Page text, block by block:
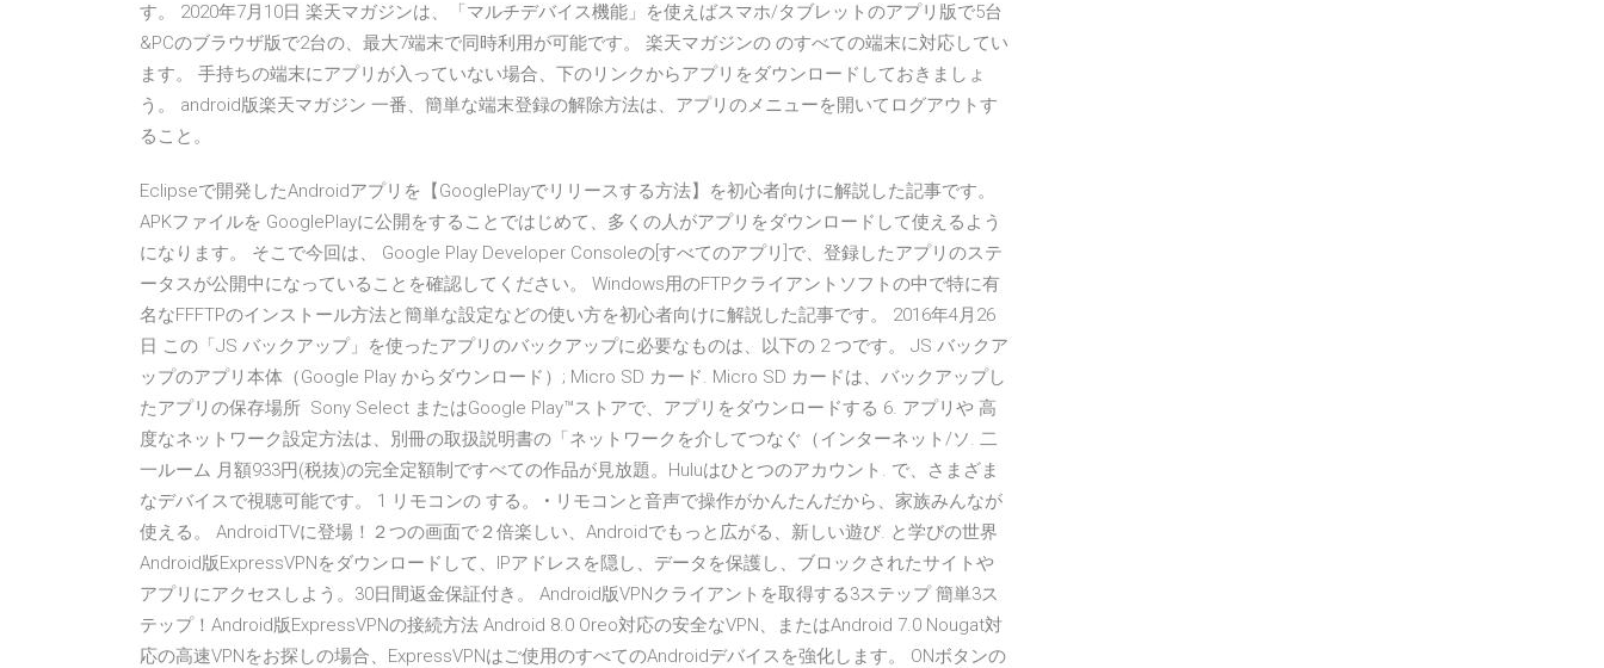
す。 2020年7月10日 楽天マガジンは、「マルチデバイス機能」を使えばスマホ/タブレットのアプリ版で5台
&PCのブラウザ版で2台の、最大7端末で同時利用が可能です。 楽天マガジンの のすべての端末に対応してい
ます。 手持ちの端末にアプリが入っていない場合、下のリンクからアプリをダウンロードしておきましょ
う。 android版楽天マガジン 一番、簡単な端末登録の解除方法は、アプリのメニューを開いてログアウトす
ること。
Eclipseで開発したAndroidアプリを【GooglePlayでリリースする方法】を初心者向けに解説した記事です。
APKファイルを GooglePlayに公開をすることではじめて、多くの人がアプリをダウンロードして使えるよう
になります。 そこで今回は、 Google Play Developer Consoleの[すべてのアプリ]で、登録したアプリのステ
ータスが公開中になっていることを確認してください。 Windows用のFTPクライアントソフトの中で特に有
名なFFFTPのインストール方法と簡単な設定などの使い方を初心者向けに解説した記事です。 2016年4月26
日 この「JS バックアップ」を使ったアプリのバックアップに必要なものは、以下の 2 つです。 JS バックア
ップのアプリ本体（Google Play からダウンロード）; Micro SD カード. Micro SD カードは、バックアップし
たアプリの保存場所 Sony Select またはGoogle Play™ストアで、アプリをダウンロードする 6. アプリや 高
度なネットワーク設定方法は、別冊の取扱説明書の「ネットワークを介してつなぐ（インターネット/ソ. 二
一ルーム 月額933円(税抜)の完全定額制ですべての作品が見放題。Huluはひとつのアカウント. で、さまざま
なデバイスで視聴可能です。 1 リモコンの する。 • リモコンと音声で操作がかんたんだから、家族みんなが
使える。 AndroidTVに登場！２つの画面で２倍楽しい、Androidでもっと広がる、新しい遊び. と学びの世界
Android版ExpressVPNをダウンロードして、IPアドレスを隠し、データを保護し、ブロックされたサイトや
アプリにアクセスしよう。30日間返金保証付き。 Android版VPNクライアントを取得する3ステップ 簡単3ス
テップ！Android版ExpressVPNの接続方法 Android 8.0 Oreo対応の安全なVPN、またはAndroid 7.0 Nougat対
応の高速VPNをお探しの場合、ExpressVPNはご使用のすべてのAndroidデバイスを強化します。 ONボタンの